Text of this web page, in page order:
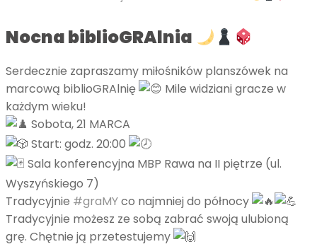
Nocna biblioGRAlnia
Serdecznie zapraszamy miłośników planszówek na
marcową biblioGRAlnię
Mile widziani gracze w
każdym wieku!
Sobota, 21 MARCA
Start: godz. 20:00
Sala konferencyjna MBP Rawa na II piętrze (ul.
Wyszyńskiego 7)
Tradycyjnie #graMYco najmniej do północy
Tradycyjnie możesz ze sobą zabrać swoją ulubioną
grę. Chętnie ją przetestujemy